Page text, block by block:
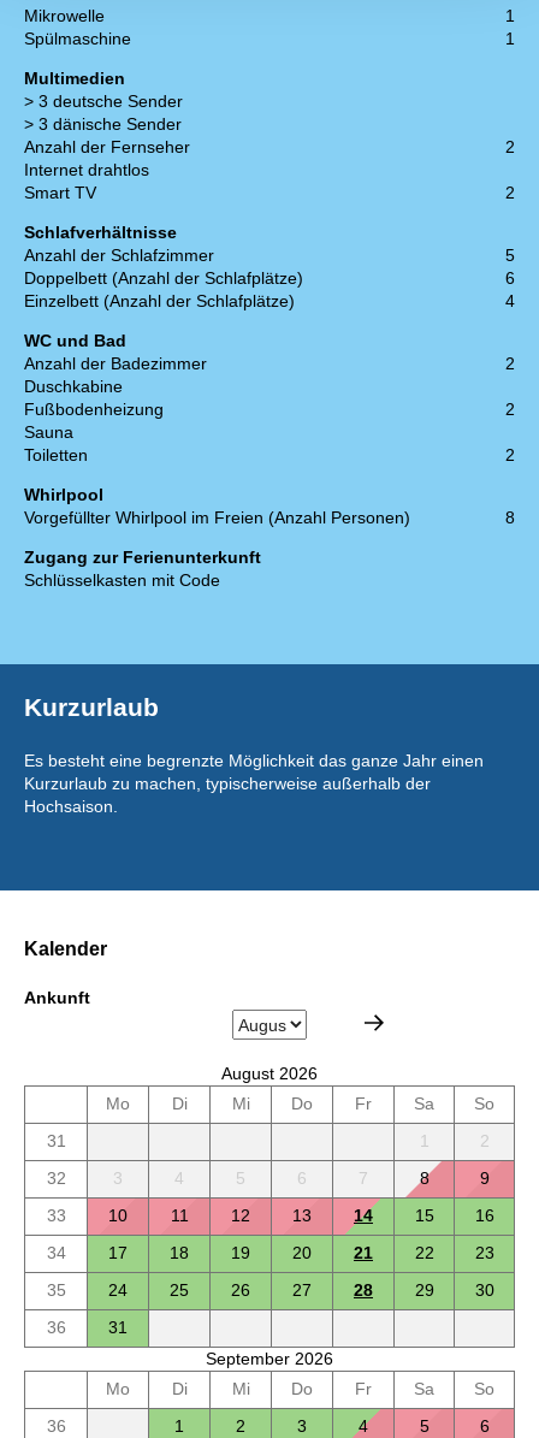
Mikrowelle
1
Spülmaschine
1
Multimedien
> 3 deutsche Sender
> 3 dänische Sender
Anzahl der Fernseher
2
Internet drahtlos
Smart TV
2
Schlafverhältnisse
Anzahl der Schlafzimmer
5
Doppelbett (Anzahl der Schlafplätze)
6
Einzelbett (Anzahl der Schlafplätze)
4
WC und Bad
Anzahl der Badezimmer
2
Duschkabine
Fußbodenheizung
2
Sauna
Toiletten
2
Whirlpool
Vorgefüllter Whirlpool im Freien (Anzahl Personen)
8
Zugang zur Ferienunterkunft
Schlüsselkasten mit Code
Kurzurlaub
Es besteht eine begrenzte Möglichkeit das ganze Jahr einen
Kurzurlaub zu machen, typischerweise außerhalb der
Hochsaison.
Kalender
Ankunft
August 2026
Mo
Di Mi Do Fr Sa
So
31
1
2
32
3 4 5 6 7 8
9
33
10 11 12 13 14 15
16
34
17 18 19 20 21 22
23
35
24 25 26 27 28 29
30
36
31
September 2026
Mo
Di Mi Do Fr Sa
So
36
1 2 3 4 5
6